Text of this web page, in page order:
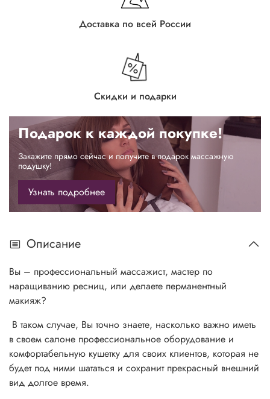
Доставка по всей России
Скидки и подарки
Подарок к каждой покупке!
Закажите прямо сейчас и получите в подарок массажную
подушку!
Узнать подробнее
Описание
Вы – профессиональный массажист, мастер по
наращиванию ресниц, или делаете перманентный
макияж?
В таком случае, Вы точно знаете, насколько важно иметь
в своем салоне профессиональное оборудование и
комфортабельную кушетку для своих клиентов, которая не
будет под ними шататься и сохранит прекрасный внешний
вид долгое время.